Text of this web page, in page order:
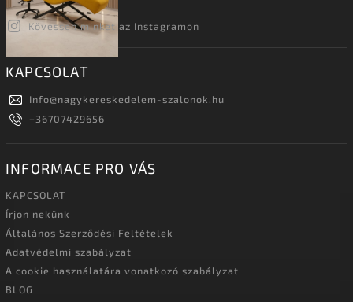
Kövessen minket az Instagramon
KAPCSOLAT
Info@nagykereskedelem-szalonok.hu
+36707429656
INFORMACE PRO VÁS
KAPCSOLAT
Írjon nekünk
Általános Szerződési Feltételek
Adatvédelmi szabályzat
A cookie használatára vonatkozó szabályzat
BLOG